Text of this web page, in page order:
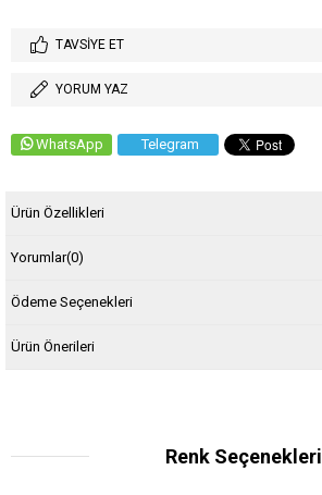
TAVSIYE ET
YORUM YAZ
WhatsApp Telegram
Ürün Özellikleri
Yorumlar(0)
Ödeme Seçenekleri
Ürün Önerileri
Renk Seçenekleri